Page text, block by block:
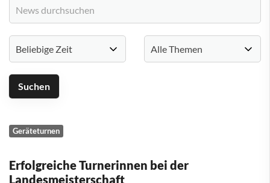
Geräteturnen
Erfolgreiche Turnerinnen bei der
Landesmeisterschaft